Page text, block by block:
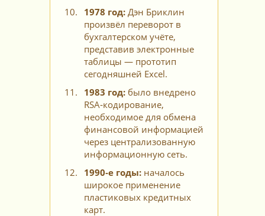
1978 год: Дэн Бриклин
произвёл переворот в
бухгалтерском учёте,
представив электронные
таблицы — прототип
сегодняшней Excel.
1983 год: было внедрено
RSA‑кодирование,
необходимое для обмена
финансовой информацией
через централизованную
информационную сеть.
1990‑е годы: началось
широкое применение
пластиковых кредитных
карт.